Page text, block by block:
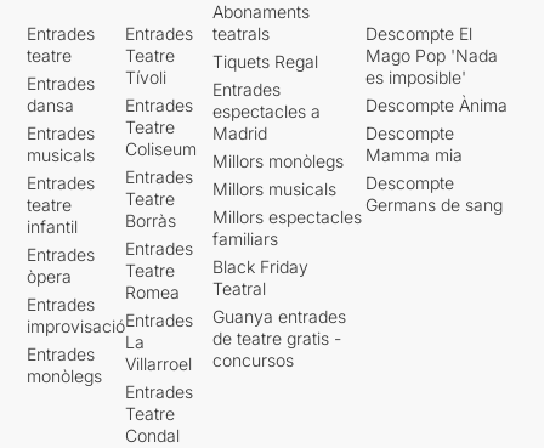
Entrades
teatre
Entrades
dansa
Entrades
musicals
Entrades
teatre
infantil
Entrades
òpera
Entrades
improvisació
Entrades
monòlegs
Entrades
Teatre
Tívoli
Entrades
Teatre
Coliseum
Entrades
Teatre
Borràs
Entrades
Teatre
Romea
Entrades
La
Villarroel
Entrades
Teatre
Condal
Abonaments
teatrals
Tiquets Regal
Entrades
espectacles a
Madrid
Millors monòlegs
Millors musicals
Millors espectacles
familiars
Black Friday
Teatral
Guanya entrades
de teatre gratis -
concursos
Descompte El
Mago Pop 'Nada
es imposible'
Descompte Ànima
Descompte
Mamma mia
Descompte
Germans de sang